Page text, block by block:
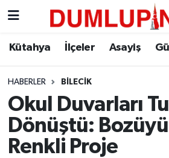
Kütahya İlçeler Asayiş
HABERLER BILECIK
Okul Duvarları
Dönüştü:
Renkli Proje
Asayiş
Diğer
Dünya
Eğitim
Kütahya Hava Durumu
Kütahya Trafik Yoğunluk
Süper Lig Puan Durumu ve
Tüm Manşetler